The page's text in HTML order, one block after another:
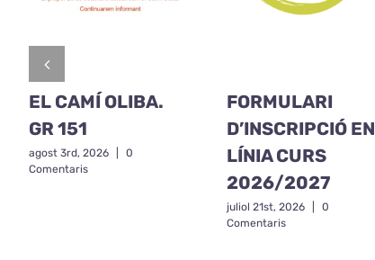
EL CAMÍ OLIBA.
GR 151
agost 3rd, 2026
0
Comentaris
FORMULARI
D’INSCRIPCIÓ EN
LÍNIA CURS
2026/2027
juliol 21st, 2026
0
Comentaris